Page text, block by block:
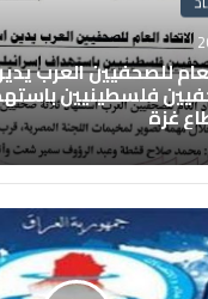
للصحفيين العرب
فلسطينيين
غزة